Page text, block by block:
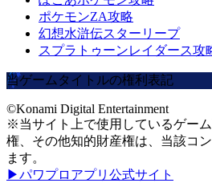
ポケモンZA攻略
幻想水滸伝スターリープ
スプラトゥーンレイダース攻
当ゲームタイトルの権利表記
©Konami Digital Entertainment
※当サイト上で使用しているゲー
権、その他知的財産権は、当該コ
ます。
▶パワプロアプリ公式サイト